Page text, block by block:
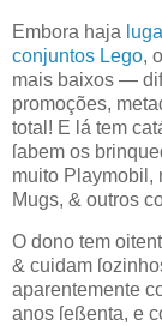
Embora haja
conjuntos Lego,
mais baixos —
promoções,
total! E lá tem
ſabem os
muito Playmobil,
Mugs, & outros
O dono tem
& cuidam
aparentemente
anos ſeßenta, e